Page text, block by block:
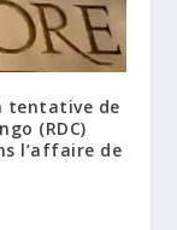
tentative de
(RDC)
l’affaire de